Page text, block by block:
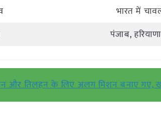
भारत में
पंजाब,
और तिलहन के लिए अलग मिशन बनाए गए,